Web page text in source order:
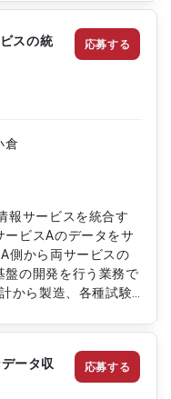
査を行い、基本設計か
VB6、SQL、JP1を中
製造業のサプライチ
安定稼働を支えま
応(オンコール含む)
不具合の原因調査
・障害対応およびト
SQL、JP1を用いた
ームへの報告・エス
スの統
倉
報サービスを統合す
ービスAのデータをサ
側から両サービスの
盤の開発を行う業務で
から製造、各種試験
ます。 Excel・Wordを
たはJavaScriptを利用
伴うデータ同期およ
応募する
ータ収
応募する